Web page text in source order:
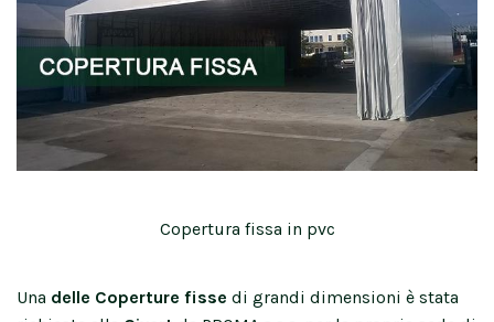
Copertura fissa in pvc
Una delle Coperture fisse di grandi dimensioni è stata